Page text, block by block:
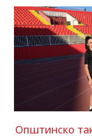
Општинско